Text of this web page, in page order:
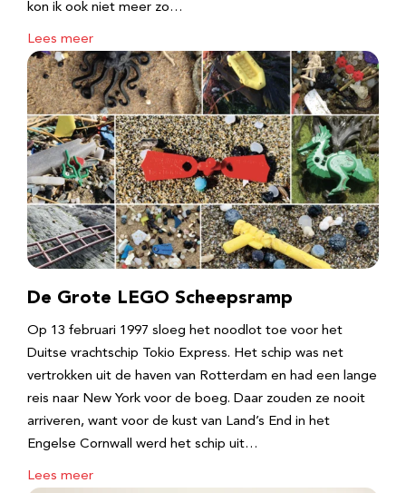
kon ik ook niet meer zo…
Lees meer
De Grote LEGO Scheepsramp
Op 13 februari 1997 sloeg het noodlot toe voor het
Duitse vrachtschip Tokio Express. Het schip was net
vertrokken uit de haven van Rotterdam en had een lange
reis naar New York voor de boeg. Daar zouden ze nooit
arriveren, want voor de kust van Land’s End in het
Engelse Cornwall werd het schip uit…
Lees meer